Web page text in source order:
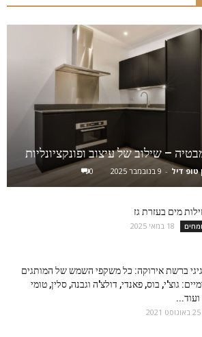
– שילוב של עיצוב ופונקציונליות
טופ דיל - 9 בנובמבר 2025 0
מים בעזרת גז
18 במאי 2025
ברשת אירוקה: כל משקפי השמש של המותגים
גוצ'י, בוס, פאנדי, דולצ'ה וגבנה, סלין, טומי
ועוד...
25 באוגוסט 2021